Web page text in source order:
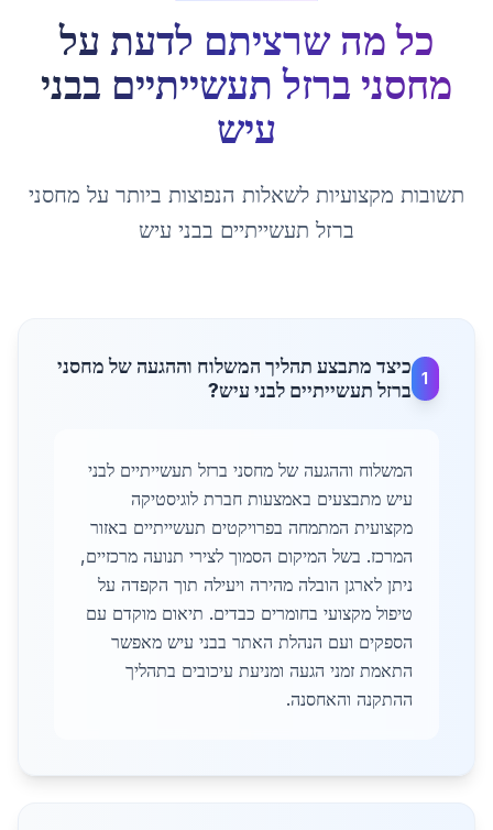
כל מה שרציתם לדעת על
מחסני ברזל תעשייתיים בבני
עיש
תשובות מקצועיות לשאלות הנפוצות ביותר על מחסני
ברזל תעשייתיים בבני עיש
1
כיצד מתבצע תהליך המשלוח וההגעה של מחסני
ברזל תעשייתיים לבני עיש?
המשלוח וההגעה של מחסני ברזל תעשייתיים לבני
עיש מתבצעים באמצעות חברת לוגיסטיקה
מקצועית המתמחה בפרויקטים תעשייתיים באזור
המרכז. בשל המיקום הסמוך לצירי תנועה מרכזיים,
ניתן לארגן הובלה מהירה ויעילה תוך הקפדה על
טיפול מקצועי בחומרים כבדים. תיאום מוקדם עם
הספקים ועם הנהלת האתר בבני עיש מאפשר
התאמת זמני הגעה ומניעת עיכובים בתהליך
ההתקנה והאחסנה.